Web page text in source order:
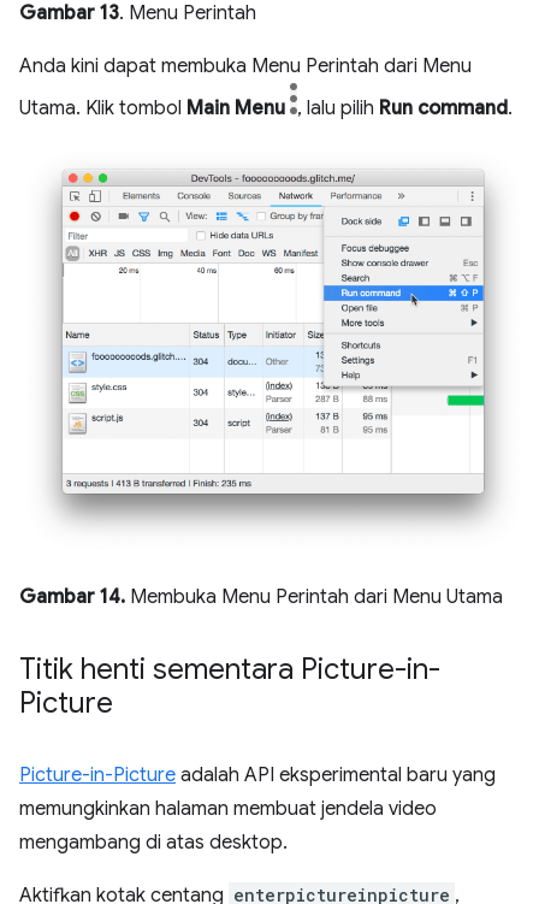
Gambar 13. Menu Perintah
Anda kini dapat membuka Menu Perintah dari Menu
Utama. Klik tombol Main Menu , lalu pilih Run command.
Gambar 14. Membuka Menu Perintah dari Menu Utama
Titik henti sementara Picture-in-
Picture
Picture-in-Picture adalah API eksperimental baru yang
memungkinkan halaman membuat jendela video
mengambang di atas desktop.
Aktifkan kotak centang enterpictureinpicture ,